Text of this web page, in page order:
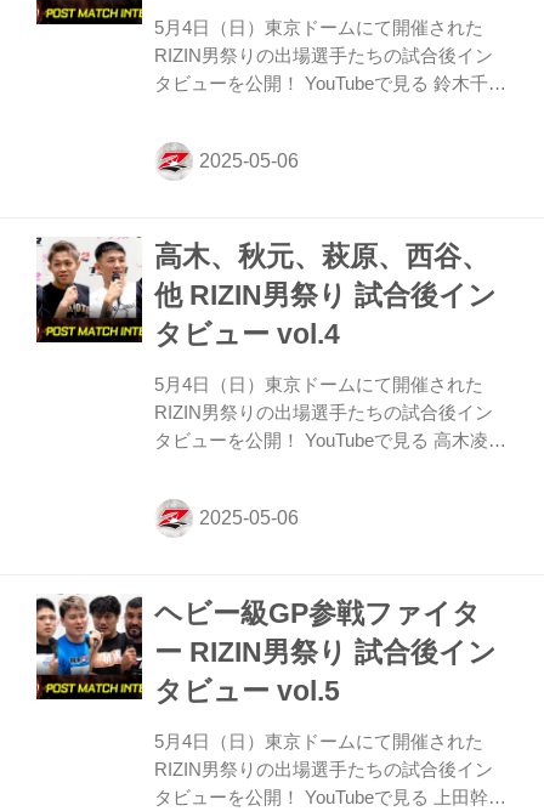
ね、まあ入場の時は自分の集中していたの
であれですけど、一番最初のセレモニーと
かはすごい歓声で、ちょっと、くるものが
5月4日（日）東京ドームにて開催された
RIZIN男祭りの出場選手たちの試合後イン
タビューを公開！ YouTubeで見る 鈴木千裕
そういう日ですよ」 ーー試合後の率直な感
想をお聞かせいただけますか。 鈴木 ま
ださい。 鈴木 優勝っすか？ ーー印象で
す。 鈴木 うーん今回は自分との戦いだっ
たので、そんなに覚えてないですね。 ーー
自分との戦いというのは、短期間での試合
いいですか？ 鈴木 なんだろうな。うー
ん、まあ常に自分との戦いですけど、み...
高木、秋元、萩原、西谷、
他 RIZIN男祭り 試合後イン
タビュー vol.4
5月4日（日）東京ドームにて開催された
RIZIN男祭りの出場選手たちの試合後イン
タビューを公開！ YouTubeで見る 高木凌
勝ちに行くっていうだけです」 ーー試合後
の率直な感想をお聞かせいただけますか。
い。 ーー具体的にどういうところが想定よ
り強かったですか。 高木 なんかやっぱ体
の力も強かったし、うーん。すばらしい未
来がある子だなと思いました。 ーー判定を
うか。 高木 いや、まあ、負けたなと思い
ましたね。 ーー納得いっていない部...
ヘビー級GP参戦ファイタ
ー RIZIN男祭り 試合後イン
タビュー vol.5
5月4日（日）東京ドームにて開催された
RIZIN男祭りの出場選手たちの試合後イン
タビューを公開！ YouTubeで見る 上田幹雄